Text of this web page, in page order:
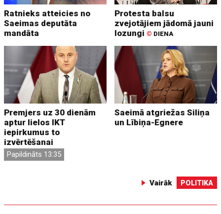
Ratnieks atteicies no
Saeimas deputāta
mandāta
Protesta balsu
zvejotājiem jādomā jauni
lozungi © DIENA
Premjers uz 30 dienām
aptur lielos IKT
iepirkumus to
izvērtēšanai
Papildināts 13:35
Saeimā atgriežas Siliņa
un Lībiņa-Egnere
Vairāk POLITIKA